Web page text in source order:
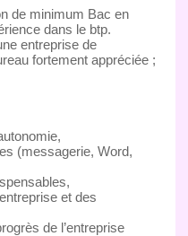
de minimum Bac en
dans le btp.
entreprise de
fortement appréciée ;
(messagerie, Word,
et des
de l’entreprise